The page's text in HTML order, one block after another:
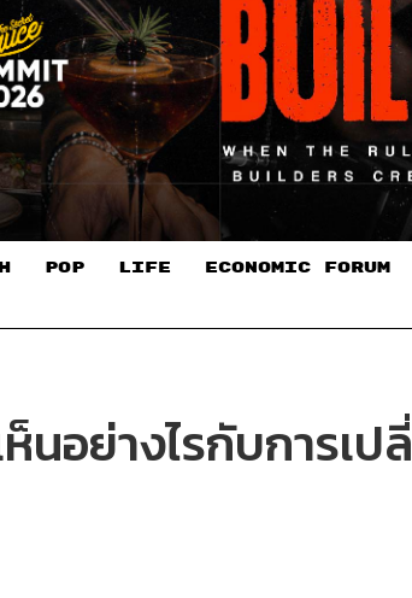
POP LIFE ECONOMIC FORUM
นอย่างไรกับการเ